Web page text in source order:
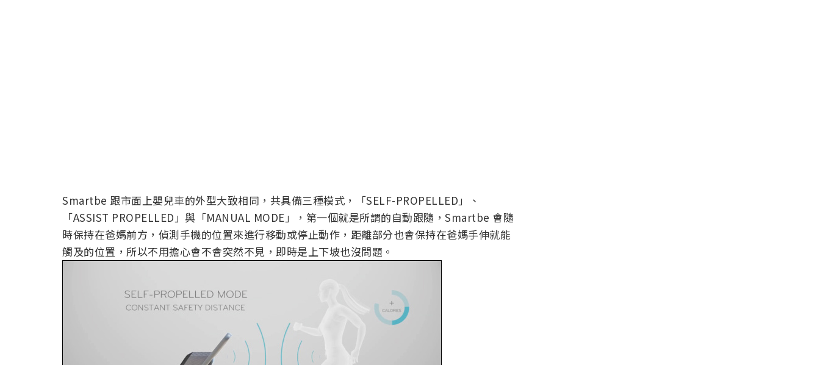
Smartbe 跟市面上嬰兒車的外型大致相同，共具備三種模式，「SELF-PROPELLED」、
「ASSIST PROPELLED」與「MANUAL MODE」，第一個就是所謂的自動跟隨，Smartbe 會隨
時保持在爸媽前方，偵測手機的位置來進行移動或停止動作，距離部分也會保持在爸媽手伸就能
觸及的位置，所以不用擔心會不會突然不見，即時是上下坡也沒問題。